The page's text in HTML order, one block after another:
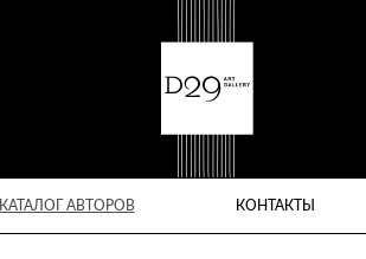
КАТАЛОГ АВТОРОВ КОНТАКТЫ